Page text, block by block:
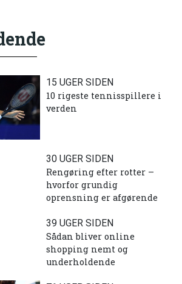
15 UGER SIDEN
10 rigeste tennisspillere i
verden
30 UGER SIDEN
Rengøring efter rotter –
hvorfor grundig
oprensning er afgørende
39 UGER SIDEN
Sådan bliver online
shopping nemt og
underholdende